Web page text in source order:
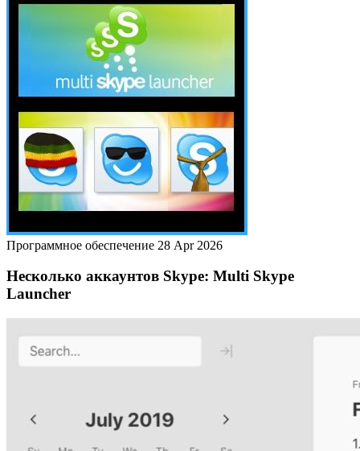
Программное обеспечение 28 Apr 2026
Несколько аккаунтов Skype: Multi Skype
Launcher